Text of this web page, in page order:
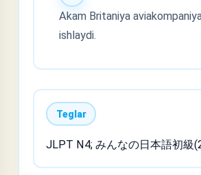
Akam Britaniya
ishlaydi.
Teglar
JLPT N4; みんなの日本語初級